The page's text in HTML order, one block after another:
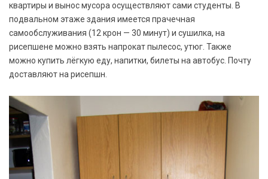
квартиры и вынос мусора осуществляют сами студенты. В
подвальном этаже здания имеется прачечная
самообслуживания (12 крон — 30 минут) и сушилка, на
рисепшене можно взять напрокат пылесос, утюг. Также
можно купить лёгкую еду, напитки, билеты на автобус. Почту
доставляют на рисепшн.